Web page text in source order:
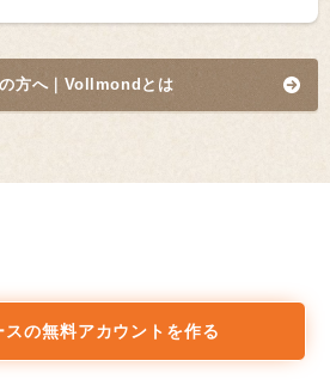
方へ｜Vollmond とは
由は人それぞれ！
スの無料アカウントを作る